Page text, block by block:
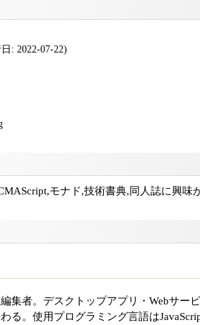
: 2022-07-22)
モナド,技術書典,同人誌に興味
集者。デスクトップアプリ・Webサー
る。使用プログラミング言語は